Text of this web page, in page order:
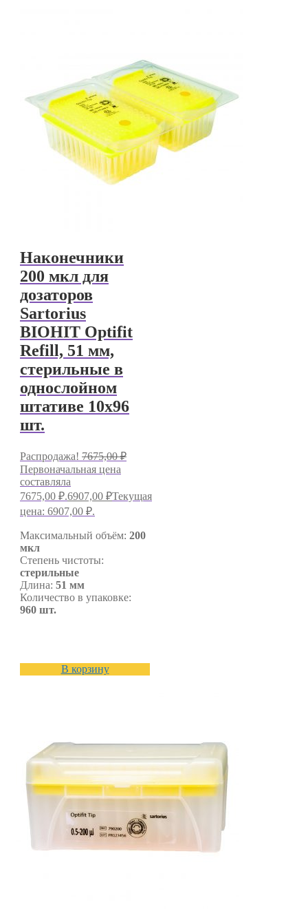
Наконечники
200 мкл для
дозаторов
Sartorius
BIOHIT Optifit
Refill, 51 мм,
стерильные в
однослойном
штативе 10х96
шт.
Распродажа! 7675,00₽
Первоначальная цена
составляла
7675,00 ₽.6907,00 ₽Текущая
цена: 6907,00 ₽.
Максимальный объём: 200
мкл
Степень чистоты:
стерильные
Длина: 51 мм
Количество в упаковке:
960 шт.
В корзину